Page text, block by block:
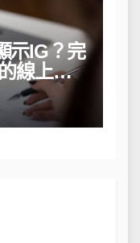
示IG？完
線上隱